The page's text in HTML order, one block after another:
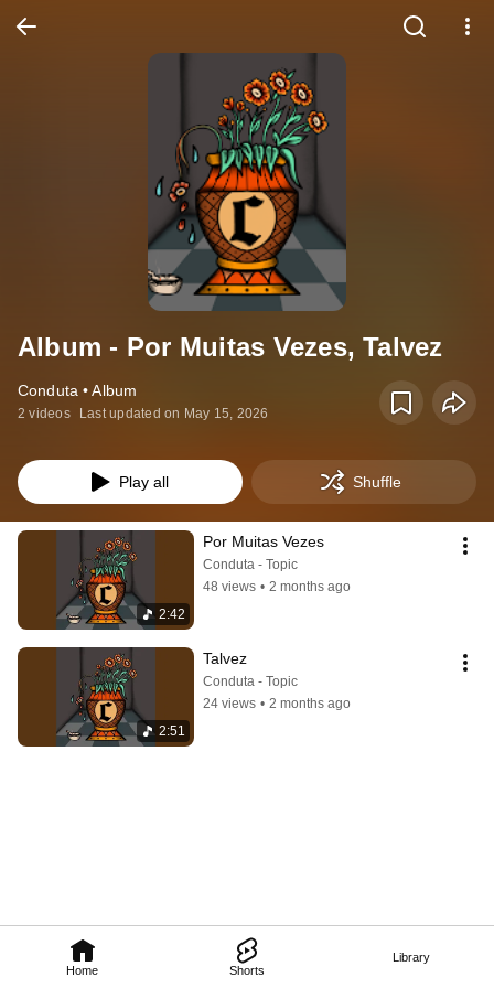
Home Shorts
Library
Album - Por Muitas Vezes, Talvez
Conduta • Album
2 videos Last updated on May 15, 2026
Play all Shuffle
2:42
Por Muitas Vezes
Conduta - Topic
48 views • 2 months ago
2:51
Talvez
Conduta - Topic
24 views • 2 months ago